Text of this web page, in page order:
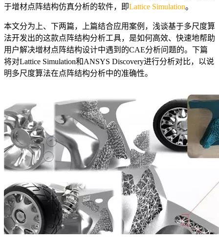
于增材点阵结构仿真分析的软件，即Lattice Simulation。
本文分为上、下两篇，上篇结合应用案例，浅谈基于多尺度算
法开发出的这款点阵结构分析工具，是如何高效、快速地帮助
用户解决增材点阵结构设计中遇到的CAE分析问题的。下篇
将对Lattice Simulation和ANSYS Discovery进行分析对比，以说
明多尺度算法在点阵结构分析中的准确性。